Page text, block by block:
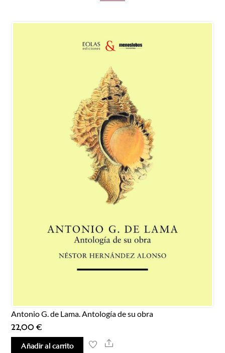
Antonio G. de Lama. Antología de su obra
22,00€
Añadir al carrito Share